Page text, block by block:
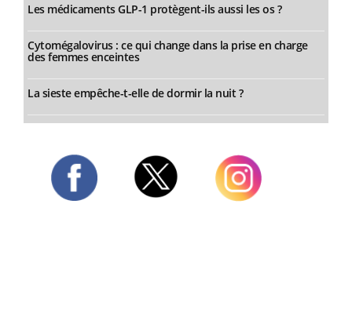
Les médicaments GLP-1 protègent-ils aussi les os ?
Cytomégalovirus : ce qui change dans la prise en charge
des femmes enceintes
La sieste empêche-t-elle de dormir la nuit ?